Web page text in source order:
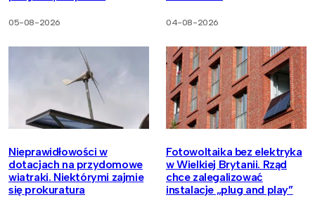
05-08-2026 04-08-2026
Nieprawidłowości w
dotacjach na przydomowe
wiatraki. Niektórymi zajmie
się prokuratura
Fotowoltaika bez elektryka
w Wielkiej Brytanii. Rząd
chce zalegalizować
instalacje „plug and play”